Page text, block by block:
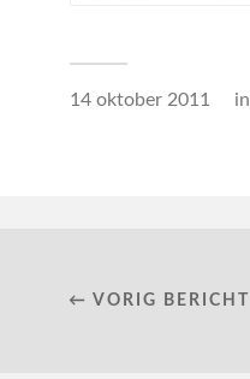
14 oktober 2011 in
← VORIG BERICHT